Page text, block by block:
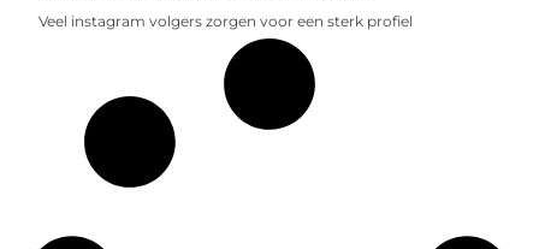
Veel instagram volgers zorgen voor een sterk profiel